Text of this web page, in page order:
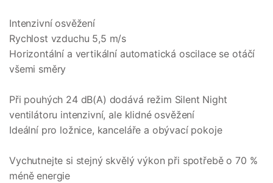
Intenzivní osvěžení
Rychlost vzduchu 5,5 m/s
Horizontální a vertikální automatická oscilace se otáčí
všemi směry
Při pouhých 24 dB(A) dodává režim Silent Night
ventilátoru intenzivní, ale klidné osvěžení
Ideální pro ložnice, kanceláře a obývací pokoje
Vychutnejte si stejný skvělý výkon při spotřebě o 70 %
méně energie